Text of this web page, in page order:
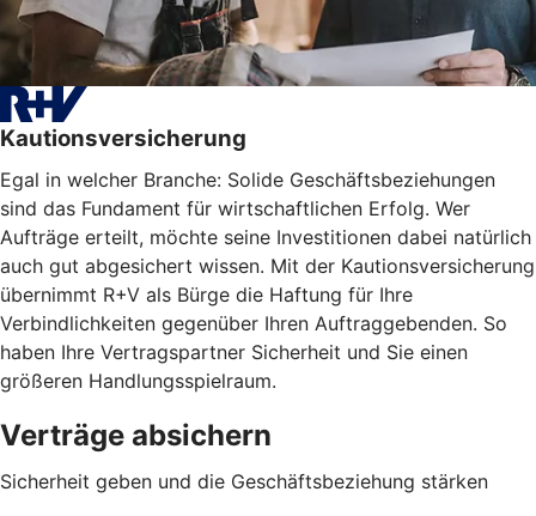
Kautionsversicherung
Egal in welcher Branche: Solide Geschäftsbeziehungen
sind das Fundament für wirtschaftlichen Erfolg. Wer
Aufträge erteilt, möchte seine Investitionen dabei natürlich
auch gut abgesichert wissen. Mit der Kautionsversicherung
übernimmt R+V als Bürge die Haftung für Ihre
Verbindlichkeiten gegenüber Ihren Auftraggebenden. So
haben Ihre Vertragspartner Sicherheit und Sie einen
größeren Handlungsspielraum.
Verträge absichern
Sicherheit geben und die Geschäftsbeziehung stärken